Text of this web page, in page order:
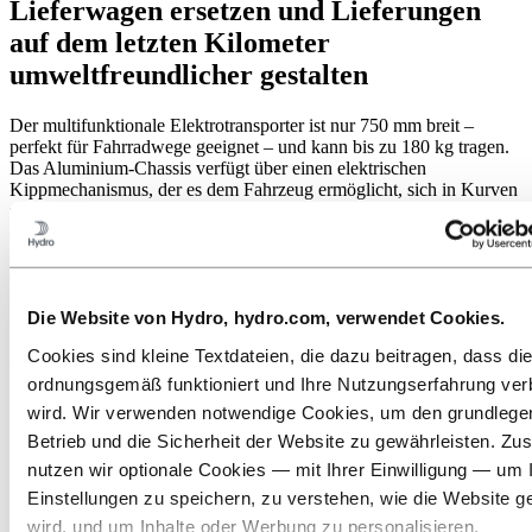
Die Website von Hydro, hydro.com, verwendet Cookies.
Cookies sind kleine Textdateien, die dazu beitragen, dass
ordnungsgemäß funktioniert und Ihre Nutzungserfahrung
wird. Wir verwenden notwendige Cookies, um den
Betrieb und die Sicherheit der Website zu gewährleisten.
nutzen wir optionale Cookies — mit Ihrer Einwilligung — um
Einstellungen zu speichern, zu verstehen, wie die Website
wird, und um Inhalte oder Werbung zu personalisieren.
Lieferwagen ersetzen und Lieferungen
auf dem letzten Kilometer
umweltfreundlicher gestalten
Der multifunktionale Elektrotransporter ist nur 750 mm breit –
perfekt für Fahrradwege geeignet – und kann bis zu 180 kg tragen.
Das Aluminium-Chassis verfügt über einen elektrischen
Kippmechanismus, der es dem Fahrzeug ermöglicht, sich in Kurven
zu neigen, die Stabilität und Manövrierfähigkeit zu verbessern und
den Wendekreis auf weniger als sieben Meter zu reduzieren.
Scheibenbremsen verleihen dem Elektrofahrzeug zusätzliches
dynamisches Vertrauen, während eine gedämpfte
ausgelegt ist. Die permanente Beleuchtung verbessert die Sicht nach
eine Hupe dafür sorgen, dass das Fahrzeug für Fußgänger und
Verkehr sichtbar und hörbar ist.
Mit einer begrenzten Höchstgeschwindigkeit von 25 km/h
(entsprechend E-Bikes) und einem serienmäßigen 2,2-kWh-Akku ist
Re:Move gleichermaßen geeignet, um Lieferwagen zu ersetzen, um
den Stadtverkehr radikal zu verbessern oder um den Güterverkehr in
ländliche Gebiete mit schlecht entwickelter Infrastruktur zu bringen.